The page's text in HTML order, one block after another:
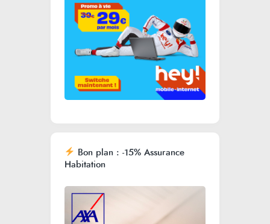
Bon plan : -15% Assurance
Habitation